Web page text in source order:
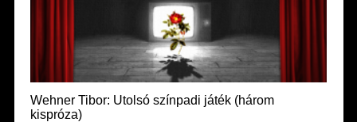
Wehner Tibor: Utolsó színpadi játék (három
kispróza)